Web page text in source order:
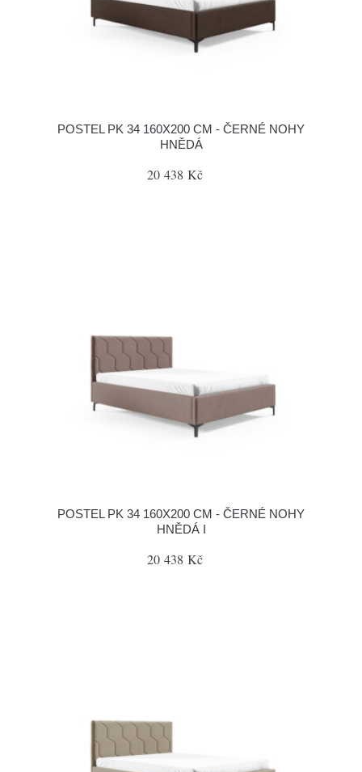
POSTEL PK 34 160X200 CM - ČERNÉ NOHY
HNĚDÁ
20 438 Kč
POSTEL PK 34 160X200 CM - ČERNÉ NOHY
HNĚDÁ I
20 438 Kč